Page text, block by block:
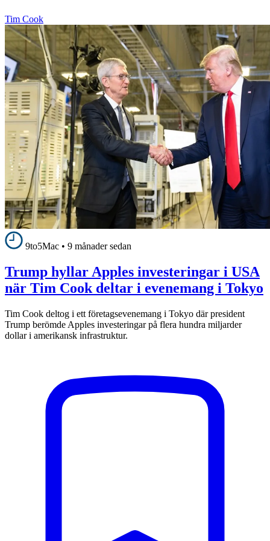
Tim Cook
9to5Mac • 9 månader sedan
Trump hyllar Apples investeringar i USA
när Tim Cook deltar i evenemang i Tokyo
Tim Cook deltog i ett företagsevenemang i Tokyo där president
Trump berömde Apples investeringar på flera hundra miljarder
dollar i amerikansk infrastruktur.